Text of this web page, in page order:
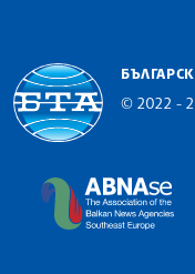
© 2022 -